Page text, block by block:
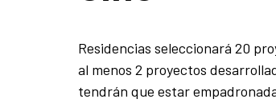
Residencias seleccionará 20
al menos 2 proyectos
tendrán que estar